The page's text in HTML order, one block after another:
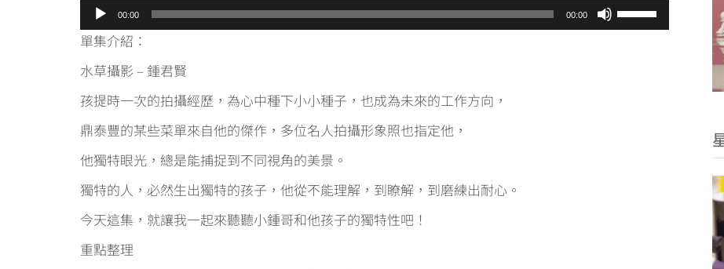
訊
播
放
器
00:00 00:00 使用向上/向下鍵
單集介紹：
水草攝影 – 鍾君賢
孩提時一次的拍攝經歷，為心中種下小小種子，也成為未來的工作方向，
鼎泰豐的某些菜單來自他的傑作，多位名人拍攝形象照也指定他，
他獨特眼光，總是能捕捉到不同視角的美景。
獨特的人，必然生出獨特的孩子，他從不能理解，到瞭解，到磨練出耐心。
今天這集，就讓我一起來聽聽小鍾哥和他孩子的獨特性吧！
重點整理